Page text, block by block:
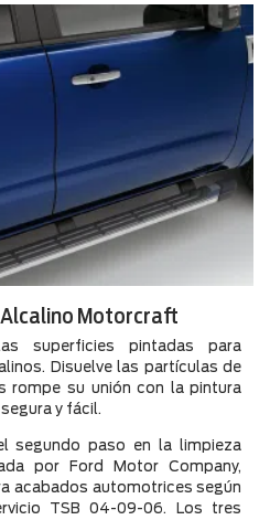
Motorcraft
superficies pintadas para
Disuelve las partículas de
rompe su unión con la pintura
y fácil.
segundo paso en la limpieza
por Ford Motor Company,
acabados automotrices según
TSB 04-09-06. Los tres